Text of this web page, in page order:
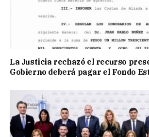
La Justicia rechazó el recurso
Gobierno deberá pagar el Fondo